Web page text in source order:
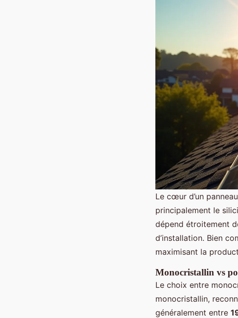
Le cœur d’un
principalement le
dépend étroitement
d’installation. Bien
maximisant la
Monocristallin vs
Le choix entre
monocristallin,
généralement entre